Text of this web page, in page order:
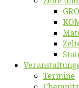
Ter­mi­ne